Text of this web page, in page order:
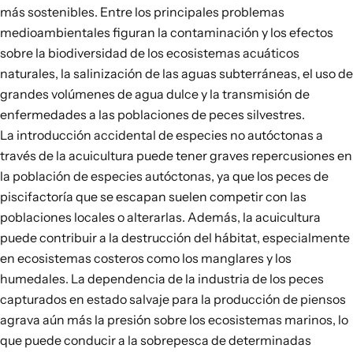
más sostenibles. Entre los principales problemas
medioambientales figuran la contaminación y los efectos
sobre la biodiversidad de los ecosistemas acuáticos
naturales, la salinización de las aguas subterráneas, el uso de
grandes volúmenes de agua dulce y la transmisión de
enfermedades a las poblaciones de peces silvestres.
La introducción accidental deespecies no autóctonas a
través de la acuicultura puede tener graves repercusiones en
la población de especies autóctonas, ya que los peces de
piscifactoría que se escapan suelen competir con las
poblaciones locales o alterarlas. Además, la acuicultura
puede contribuir a la destrucción del hábitat, especialmente
en ecosistemas costeros como los manglares y los
humedales. La dependencia de la industria de los peces
capturados en estado salvaje para la producción de piensos
agrava aún más la presión sobre los ecosistemas marinos, lo
que puede conducir a la sobrepesca de determinadas